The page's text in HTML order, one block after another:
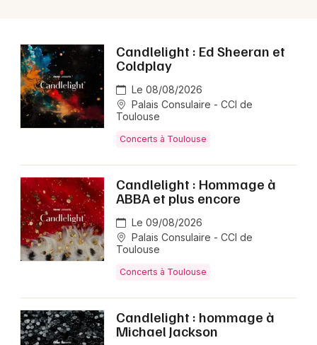
Candlelight : Ed Sheeran et
Coldplay
Le 08/08/2026
Palais Consulaire - CCI de
Toulouse
Concerts à Toulouse
Candlelight : Hommage à
ABBA et plus encore
Le 09/08/2026
Palais Consulaire - CCI de
Toulouse
Concerts à Toulouse
Candlelight : hommage à
Michael Jackson